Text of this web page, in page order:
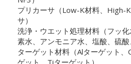
プリカーサ（Low-K材料、High-
サ）
洗浄・ウエット処理材料（フッ
素水、アンモニア水、塩酸、硫酸
ターゲット材料（Alターゲット
ゲット、Tiターゲット）